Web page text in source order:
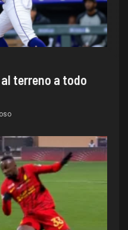
terreno a todo